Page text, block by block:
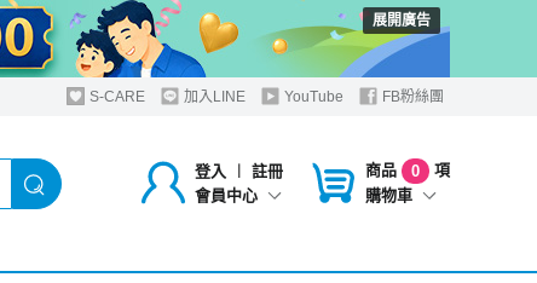
展開廣告
S-CARE 加入LINE YouTube FB粉絲團
登入 ︱
註冊
會員中心
商品 0
項
購物車